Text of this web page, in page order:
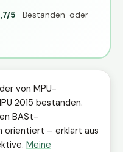
5 · Bestanden-oder-
von MPU-
2015 bestanden.
BASt-
orientiert – erklärt aus
Meine